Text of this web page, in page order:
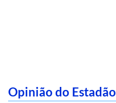
Opinião do Estadão